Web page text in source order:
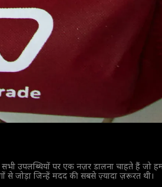
उपलब्धियों पर एक नज़र डालना चाहते हैं जो
से जोड़ा जिन्हें मदद की सबसे ज़्यादा ज़रूरत थी।